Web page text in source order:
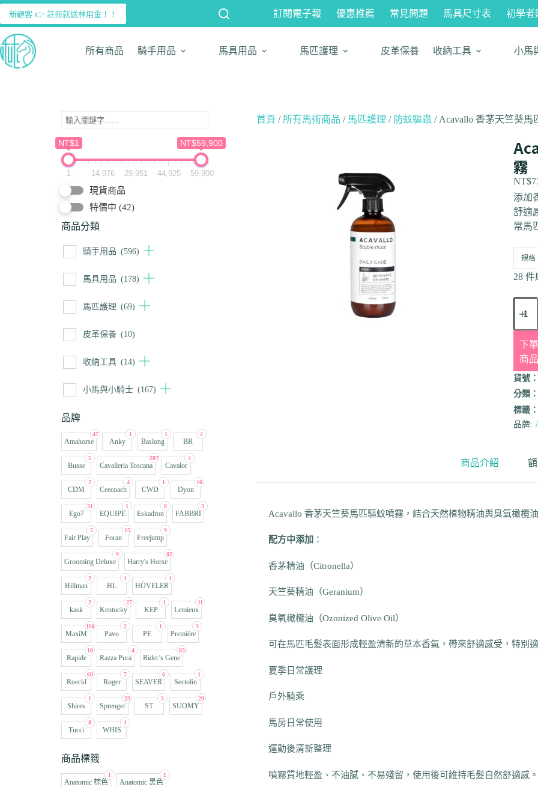
新顧客 👉 註冊就送林用金！！ 訂閱電子報 優惠推薦 常見問題 馬具尺寸表 初學者
所有商品 騎手用品 馬具用品 馬匹護理 皮革保養 收納工具 小馬
NT$1 NT$59,900
1 14,976 29,951 44,925 59,900
現貨商品
特價中 (42)
商品分類
騎手用品 (596)
馬具用品 (178)
馬匹護理 (69)
皮革保養 (10)
收納工具 (14)
小馬與小騎士 (167)
品牌
47
Amahorse
1
Anky
1
Baslong
2
BR
5
Busse
287
Cavalleria Toscana
2
Cavalor
2
CDM
4
Ceecoach
1
CWD
10
Dyon
31
Ego7
1
EQUIPE
8
Eskadron
3
FABBRI
5
Fair Play
15
Foran
9
Freejump
9
Grooming Deluxe
82
Harry's Horse
2
Hillman
1
HL
1
HÖVELER
2
kask
27
Kentucky
1
KEP
11
Lemieux
116
MaxiM
2
Pavo
1
PE
3
Première
18
Rapide
4
Razza Pura
83
Rider’s Gene
60
Roeckl
7
Roger
6
SEAVER
1
Sectolin
1
Shires
23
Sprenger
3
ST
29
SUOMY
8
Tucci
1
WHIS
商品標籤
1
Anatomic 棕色
1
Anatomic 黑色
首頁 / 所有馬術商品 / 馬匹護理 / 防蚊驅蟲 / Acavallo 香茅天竺葵馬
霧
NT$
添加
舒適
常馬
規格
28 件
下
商
貨號：
分類：
標籤：
品牌:
商品介紹
Acavallo 香茅天竺葵馬匹驅蚊噴霧，結合天然植物精油與臭氧橄欖
配方中添加 ：
香茅精油（Citronella）
天竺葵精油（Geranium）
臭氧橄欖油（Ozonized Olive Oil）
可在馬匹毛髮表面形成輕盈清新的草本香氣，帶來舒適感受，特別適
夏季日常護理
戶外騎乘
馬房日常使用
運動後清新整理
噴霧質地輕盈、不油膩、不易殘留，使用後可維持毛髮自然舒適感。